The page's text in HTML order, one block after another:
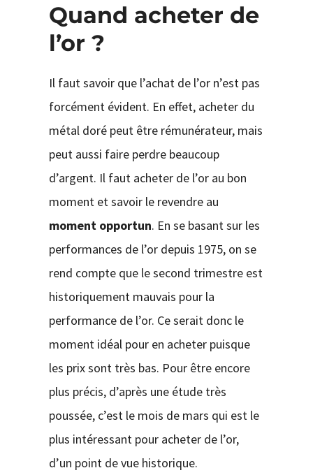
Quand acheter de
l’or ?
Il faut savoir que l’achat de l’or n’est pas
forcément évident. En effet, acheter du
métal doré peut être rémunérateur, mais
peut aussi faire perdre beaucoup
d’argent. Il faut acheter de l’or au bon
moment et savoir le revendre au
moment opportun. En se basant sur les
performances de l’or depuis 1975, on se
rend compte que le second trimestre est
historiquement mauvais pour la
performance de l’or. Ce serait donc le
moment idéal pour en acheter puisque
les prix sont très bas. Pour être encore
plus précis, d’après une étude très
poussée, c’est le mois de mars qui est le
plus intéressant pour acheter de l’or,
d’un point de vue historique.